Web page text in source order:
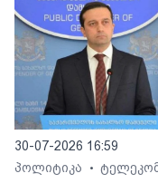
30-07-2026 16:59
პოლიტიკა
•